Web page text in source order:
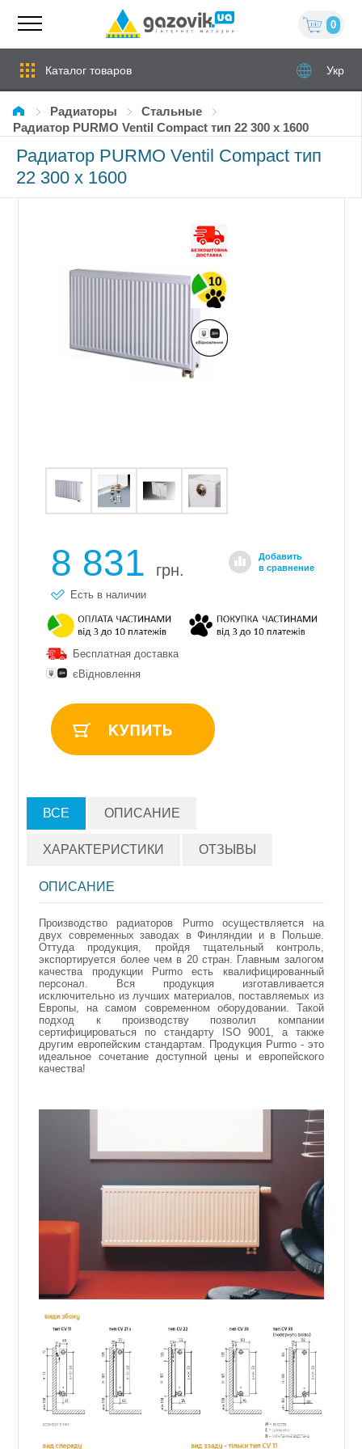
0
Каталог товаров Укр
Радиаторы
стальные
Радиатор PURMO Ventil Compact тип 22 300 x 1600
Радиатор PURMO Ventil Compact тип
22 300 x 1600
8 831 грн.
Добавить
в сравнение
Есть в наличии
Бесплатная доставка
єВідновлення
ВСЕ ОПИСАНИЕ
ХАРАКТЕРИСТИКИ ОТЗЫВЫ
ОПИСАНИЕ
Производство радиаторов Purmo осуществляется на
двух современных заводах в Финляндии и в Польше.
Оттуда продукция, пройдя тщательный контроль,
экспортируется более чем в 20 стран. Главным залогом
качества продукции Purmo есть квалифицированный
персонал. Вся продукция изготавливается
исключительно из лучших материалов, поставляемых из
Европы, на самом современном оборудовании. Такой
подход к производству позволил компании
сертифицироваться по стандарту ISO 9001, а также
другим европейским стандартам. Продукция Purmo - это
идеальное сочетание доступной цены и европейского
качества!